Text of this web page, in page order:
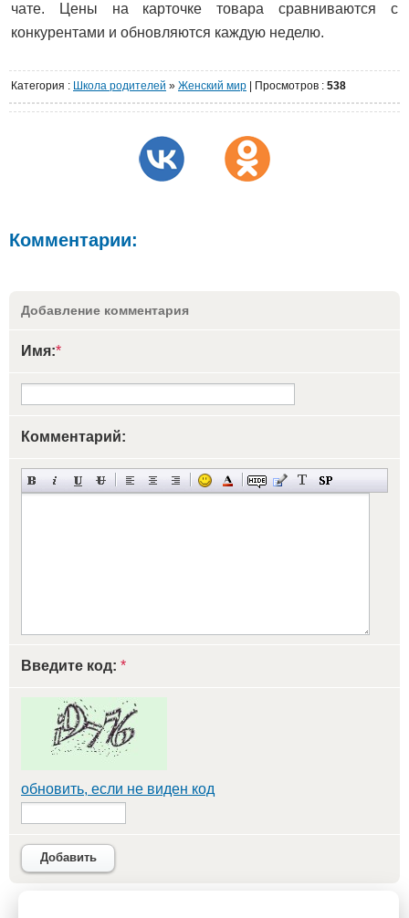
чате. Цены на карточке товара сравниваются с
конкурентами и обновляются каждую неделю.
Категория : Школа родителей » Женский мир Просмотров : 538
Комментарии:
Добавление комментария
Имя:*
Комментарий:
Введите код: *
обновить, если не виден код
Добавить